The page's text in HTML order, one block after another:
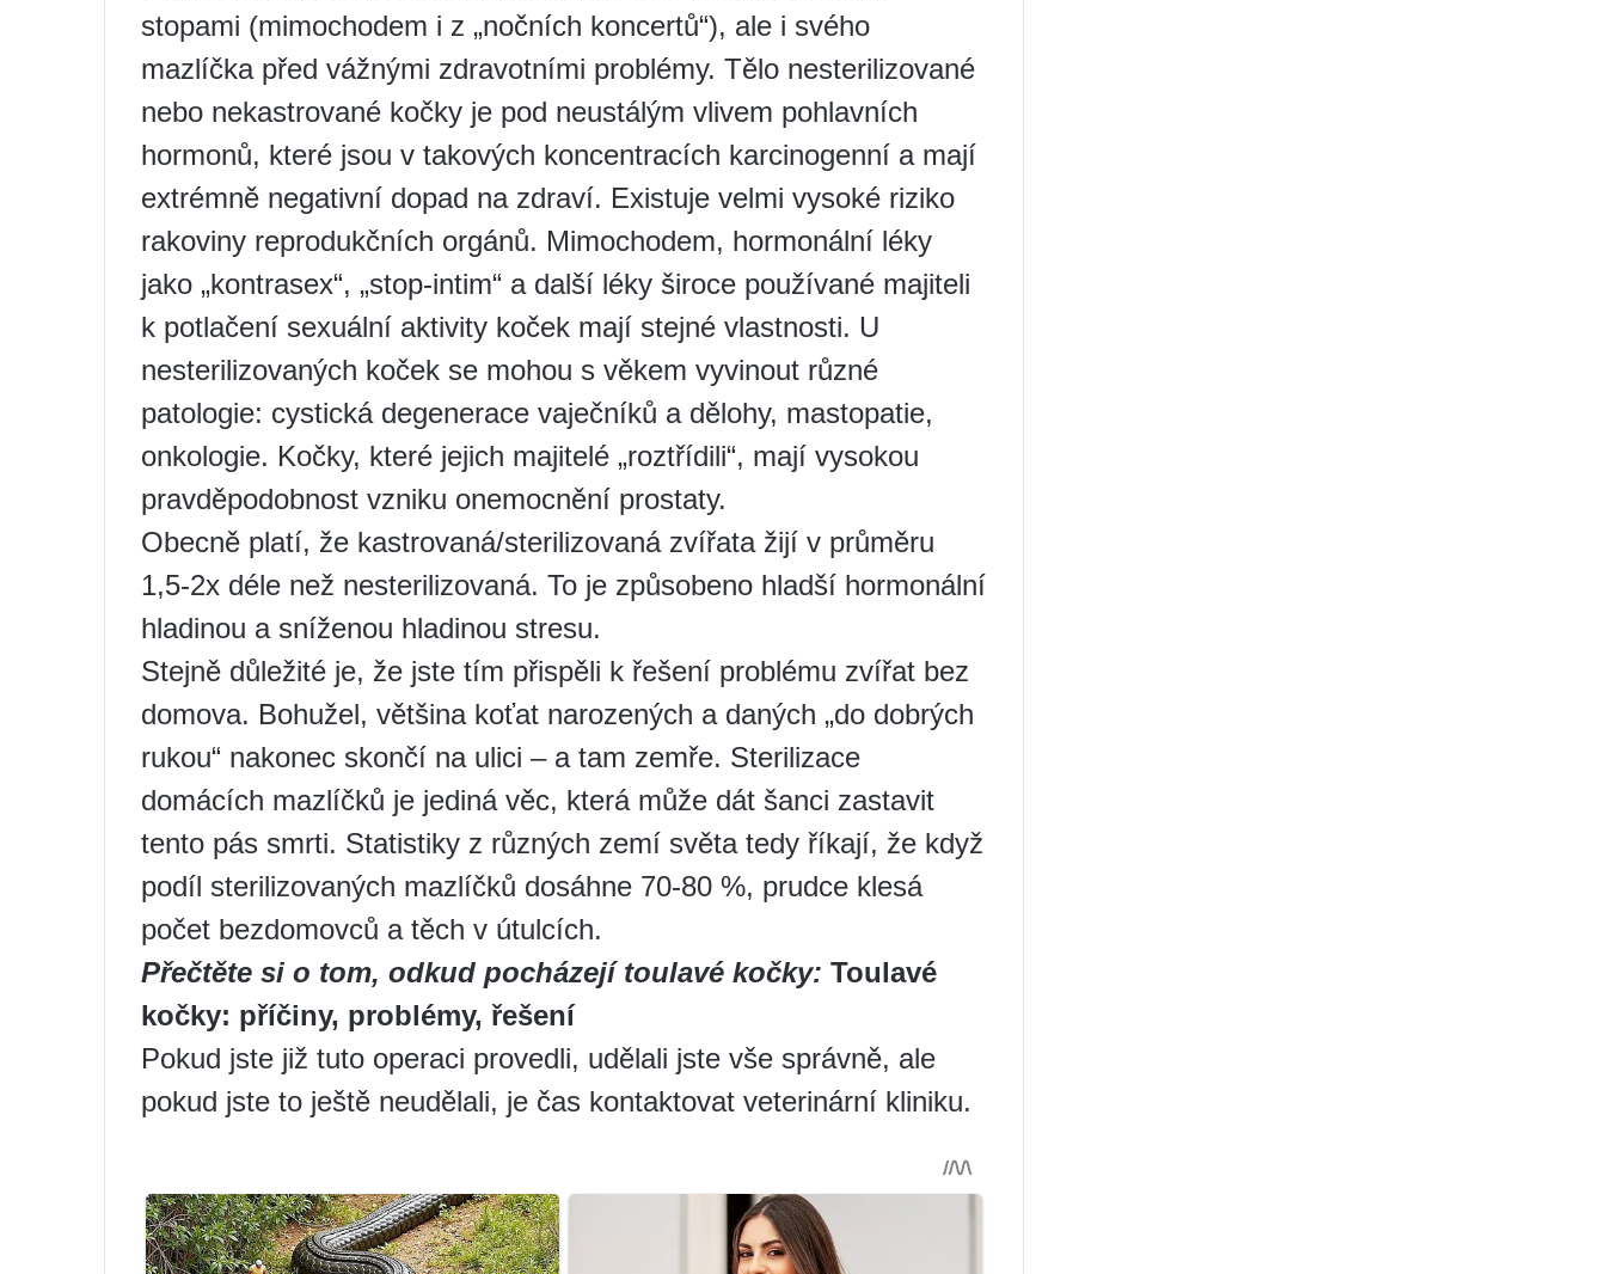
stopami (mimochodem i z „nočních koncertů“), ale i svého
mazlíčka před vážnými zdravotními problémy. Tělo nesterilizované
nebo nekastrované kočky je pod neustálým vlivem pohlavních
hormonů, které jsou v takových koncentracích karcinogenní a mají
extrémně negativní dopad na zdraví. Existuje velmi vysoké riziko
rakoviny reprodukčních orgánů. Mimochodem, hormonální léky
jako „kontrasex“, „stop-intim“ a další léky široce používané majiteli
k potlačení sexuální aktivity koček mají stejné vlastnosti. U
nesterilizovaných koček se mohou s věkem vyvinout různé
patologie: cystická degenerace vaječníků a dělohy, mastopatie,
onkologie. Kočky, které jejich majitelé „roztřídili“, mají vysokou
pravděpodobnost vzniku onemocnění prostaty.
Obecně platí, že kastrovaná/sterilizovaná zvířata žijí v průměru
1,5-2x déle než nesterilizovaná. To je způsobeno hladší hormonální
hladinou a sníženou hladinou stresu.
Stejně důležité je, že jste tím přispěli k řešení problému zvířat bez
domova. Bohužel, většina koťat narozených a daných „do dobrých
rukou“ nakonec skončí na ulici – a tam zemře. Sterilizace
domácích mazlíčků je jediná věc, která může dát šanci zastavit
tento pás smrti. Statistiky z různých zemí světa tedy říkají, že když
podíl sterilizovaných mazlíčků dosáhne 70-80 %, prudce klesá
počet bezdomovců a těch v útulcích.
Přečtěte si o tom, odkud pocházejí toulavé kočky: Toulavé
kočky: příčiny, problémy, řešení
Pokud jste již tuto operaci provedli, udělali jste vše správně, ale
pokud jste to ještě neudělali, je čas kontaktovat veterinární kliniku.